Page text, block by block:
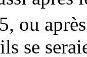
ou
se